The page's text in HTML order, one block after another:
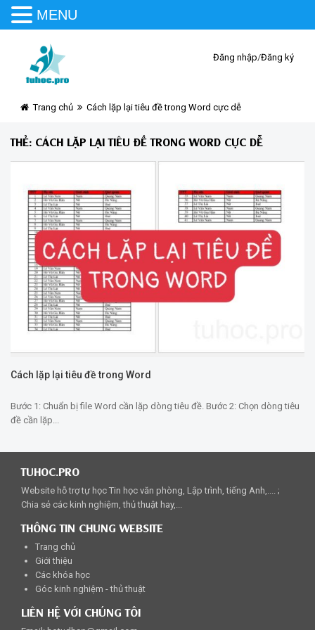
Đăng nhập/Đăng ký
Trang chủ Cách lặp lại tiêu đề trong Word cực dễ
THẺ: CÁCH LẶP LẠI TIÊU ĐỀ TRONG WORD CỰC DỄ
Cách lặp lại tiêu đề trong Word
Bước 1: Chuẩn bị file Word cần lặp dòng tiêu đề. Bước 2: Chọn dòng tiêu
đề cần lặp...
TUHOC.PRO
Website hỗ trợ tự học Tin học văn phòng, Lập trình, tiếng Anh,.... ;
Chia sẻ các kinh nghiệm, thủ thuật hay,...
THÔNG TIN CHUNG WEBSITE
Trang chủ
Giới thiệu
Các khóa học
Góc kinh nghiệm - thủ thuật
LIÊN HỆ VỚI CHÚNG TÔI
MENU